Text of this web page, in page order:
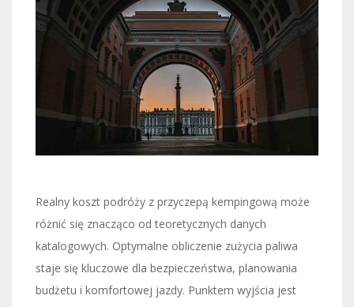
Realny koszt podróży z przyczepą kempingową może
różnić się znacząco od teoretycznych danych
katalogowych. Optymalne obliczenie zużycia paliwa
staje się kluczowe dla bezpieczeństwa, planowania
budżetu i komfortowej jazdy. Punktem wyjścia jest